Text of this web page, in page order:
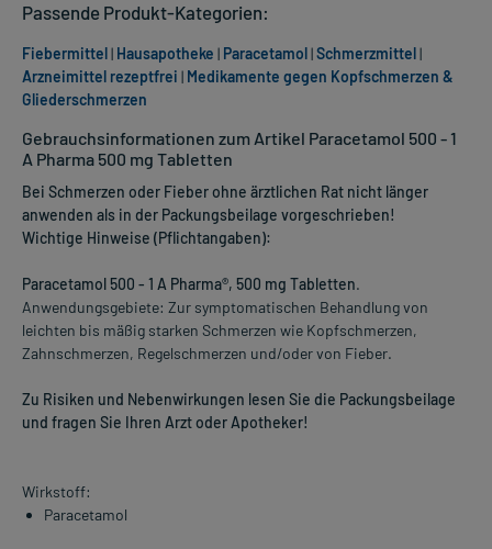
Gebrauchsinformationen zum Artikel Paracetamol 500 - 1
A Pharma 500 mg Tabletten
Bei Schmerzen oder Fieber ohne ärztlichen Rat nicht länger
anwenden als in der Packungsbeilage vorgeschrieben!
Wichtige Hinweise (Pflichtangaben):
Paracetamol 500 - 1 A Pharma®, 500 mg Tabletten.
Anwendungsgebiete: Zur symptomatischen Behandlung von
leichten bis mäßig starken Schmerzen wie Kopfschmerzen,
Zahnschmerzen, Regelschmerzen und/oder von Fieber.
Zu Risiken und Nebenwirkungen lesen Sie die Packungsbeilage
und fragen Sie Ihren Arzt oder Apotheker!
Wirkstoff:
Paracetamol
Passende Produkt-Kategorien:
Fiebermittel| Hausapotheke | Paracetamol|Schmerzmittel|
Arzneimittel rezeptfrei | Medikamente gegen Kopfschmerzen &
Gliederschmerzen